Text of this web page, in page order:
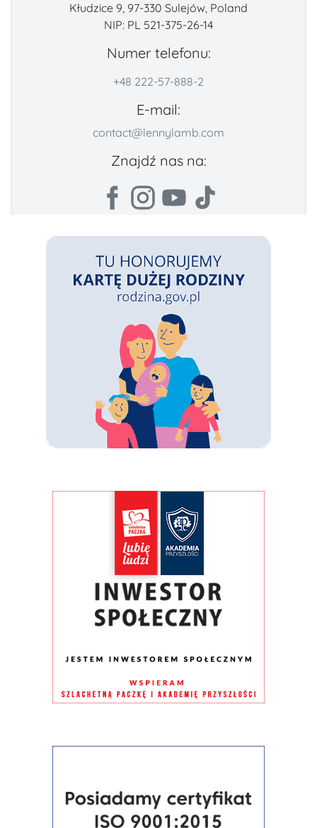
Kłudzice 9, 97-330 Sulejów, Poland
NIP: PL 521-375-26-14
Numer telefonu:
+48 222-57-888-2
E-mail:
contact@lennylamb.com
Znajdź nas na: